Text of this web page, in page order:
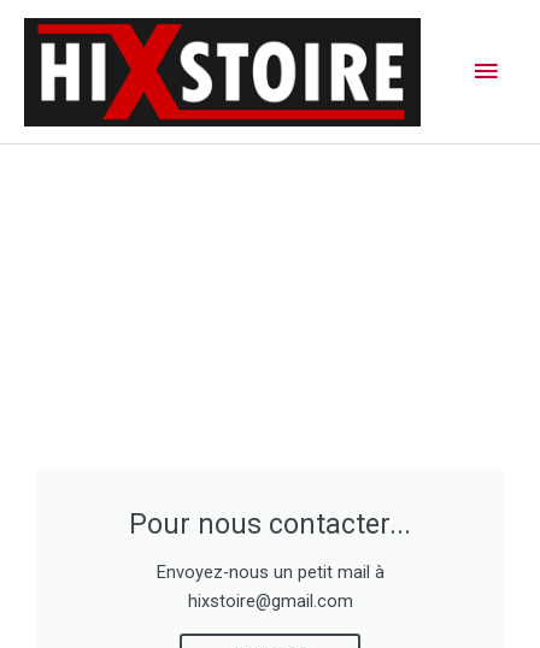
Aller
contenu
Pour nous contacter...
Envoyez-nous un petit mail à
hixstoire@gmail.com